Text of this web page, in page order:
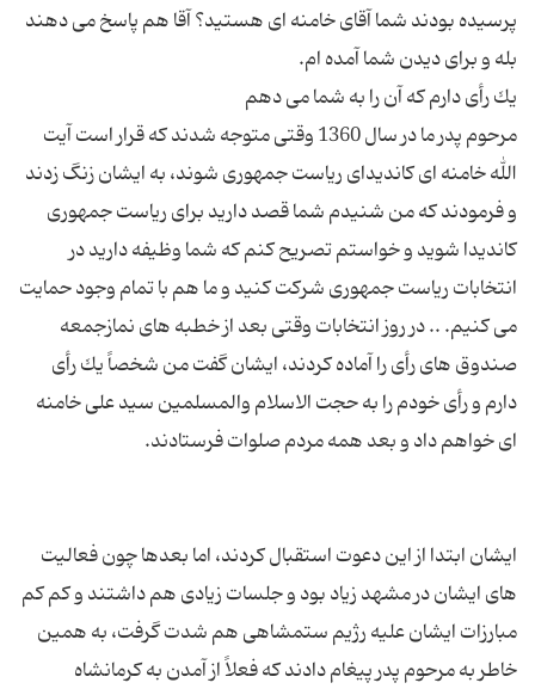
پرسیده بودند شما آقای خامنه ای هستید؟ آقا هم پاسخ می دهند
مرحوم پدر ما در سال 1360 وقتی متوجه شدند كه قرار است آیت
الله خامنه ای كاندیدای ریاست جمهوری شوند، به ایشان زنگ زدند
و فرمودند كه من شنیدم شما قصد دارید برای ریاست جمهوری
كاندیدا شوید و خواستم تصریح كنم كه شما وظیفه دارید در
انتخابات ریاست جمهوری شركت كنید و ما هم با تمام وجود حمایت
می كنیم. .. در روز انتخابات وقتی بعد از خطبه های نمازجمعه
صندوق های رأی را آماده كردند، ایشان گفت من شخصاً یك رأی
دارم و رأی خودم را به حجت الاسلام والمسلمین سید علی خامنه
ایشان ابتدا از این دعوت استقبال كردند، اما بعدها چون فعالیت
های ایشان در مشهد زیاد بود و جلسات زیادی هم داشتند و كم كم
مبارزات ایشان علیه رژیم ستمشاهی هم شدت گرفت، به همین
خاطر به مرحوم پدر پیغام دادند كه فعلاً از آمدن به كرمانشاه